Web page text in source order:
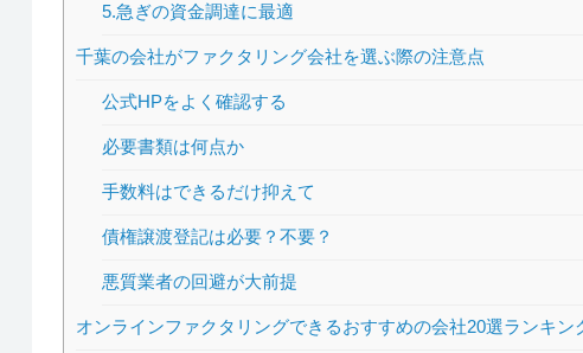
5.急ぎの資金調達に最適
千葉の会社がファクタリング会社を選ぶ際の注意点
公式HPをよく確認する
必要書類は何点か
手数料はできるだけ抑えて
債権譲渡登記は必要？不要？
悪質業者の回避が大前提
オンラインファクタリングできるおすすめの会社20選ランキン